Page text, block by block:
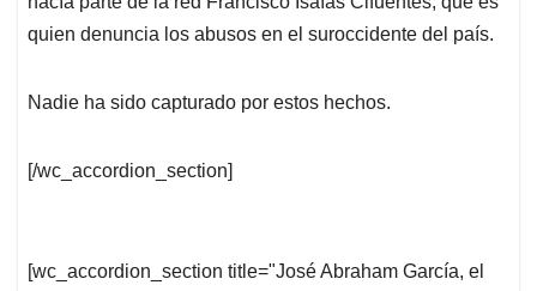
quien denuncia los abusos en el suroccidente del país.
Nadie ha sido capturado por estos hechos.
[/wc_accordion_section]
[wc_accordion_section title="José Abraham García, el